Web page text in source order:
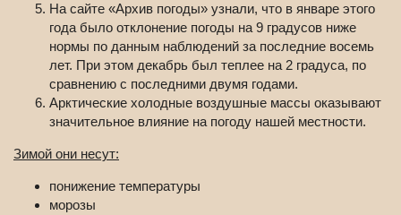
На сайте «Архив погоды» узнали, что в январе этого
года было отклонение погоды на 9 градусов ниже
нормы по данным наблюдений за последние восемь
лет. При этом декабрь был теплее на 2 градуса, по
сравнению с последними двумя годами.
Арктические холодные воздушные массы оказывают
значительное влияние на погоду нашей местности.
Зимой они несут:
понижение температуры
морозы